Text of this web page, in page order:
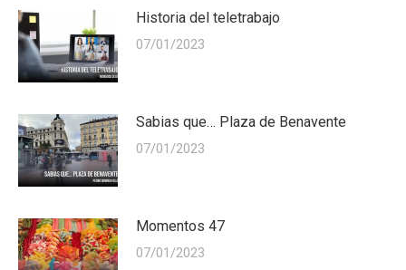
Historia del teletrabajo
07/01/2023
Sabias que… Plaza de Benavente
07/01/2023
Momentos 47
07/01/2023